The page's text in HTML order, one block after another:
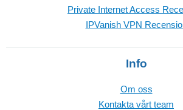
Private Internet Access
IPVanish VPN
Info
Om oss
Kontakta vårt team